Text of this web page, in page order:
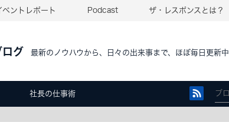
ベントレポート Podcast ザ・レスポンスとは？
ログ 最新のノウハウから、日々の出来事まで、ほぼ毎日更新中
社長の仕事術